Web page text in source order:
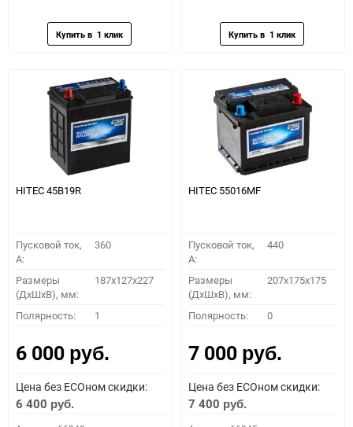
HITEC 45B19R
Пусковой ток,
A:
360
Размеры
(ДхШхВ), мм:
187x127x227
Полярность: 1
6 000 руб.
Цена без ECOном скидки:
6 400 руб.
HITEC 55016MF
Пусковой ток,
A:
440
Размеры
(ДхШхВ), мм:
207x175x175
Полярность: 0
7 000 руб.
Цена без ECOном скидки:
7 400 руб.